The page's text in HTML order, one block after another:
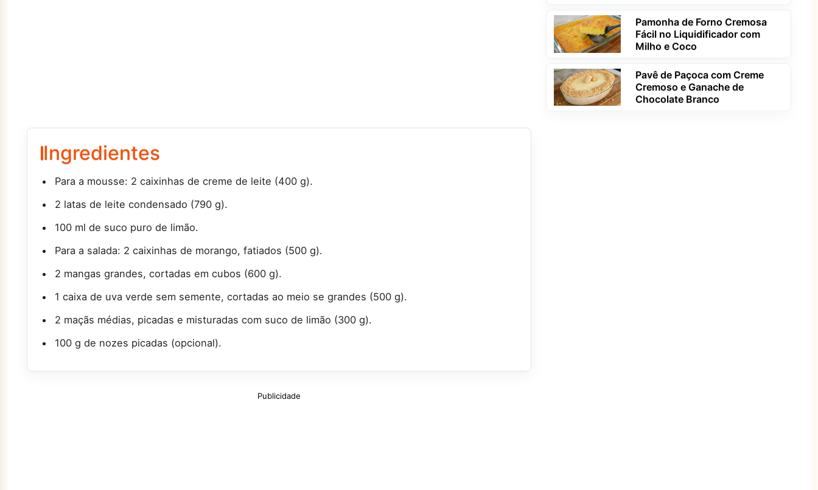
Ingredientes
Para a mousse: 2 caixinhas de creme de leite (400 g).
2 latas de leite condensado (790 g).
100 ml de suco puro de limão.
Para a salada: 2 caixinhas de morango, fatiados (500 g).
2 mangas grandes, cortadas em cubos (600 g).
1 caixa de uva verde sem semente, cortadas ao meio se grandes (500 g).
2 maçãs médias, picadas e misturadas com suco de limão (300 g).
100 g de nozes picadas (opcional).
Publicidade
Pamonha de Forno Cremosa
Fácil no Liquidificador com
Milho e Coco
Pavê de Paçoca com Creme
Cremoso e Ganache de
Chocolate Branco